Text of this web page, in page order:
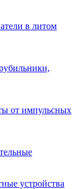
в литом
от импульсных
устройства